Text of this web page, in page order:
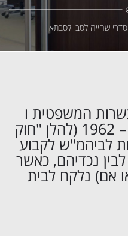
שהייה לסב ולסבתא
, תשכ"ב – 1962 (להלן "חוק
לביהמ"ש לקבוע
נכדיהם, כאשר
אם) נלקח לבית